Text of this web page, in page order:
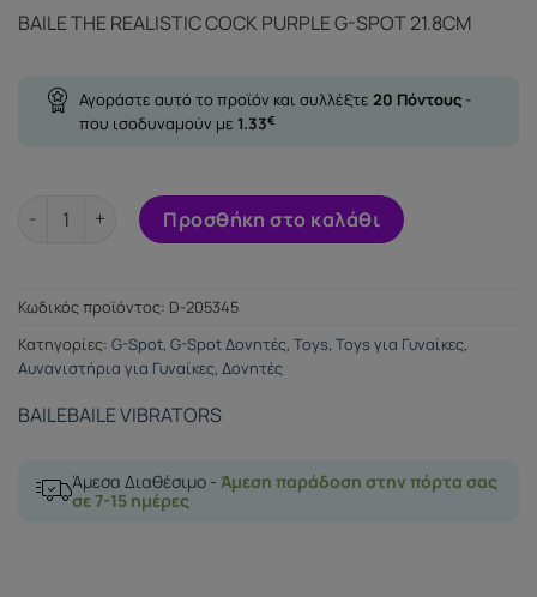
BAILE THE REALISTIC COCK PURPLE G-SPOT 21.8CM
Αγοράστε αυτό το προϊόν και συλλέξτε 20 Πόντους -
που ισοδυναμούν με 1.33€
BAILE THE REALISTIC COCK PURPLE G-SPOT 21.8CM ποσότητα
Προσθήκη στο καλάθι
Κωδικός προϊόντος: D-205345
Κατηγορίες: G-Spot, G-Spot Δονητές, Toys, Toys για Γυναίκες,
Αυνανιστήρια για Γυναίκες, Δονητές
BAILEBAILE VIBRATORS
Άμεσα Διαθέσιμο - Άμεση παράδοση στην πόρτα σας
σε 7-15 ημέρες